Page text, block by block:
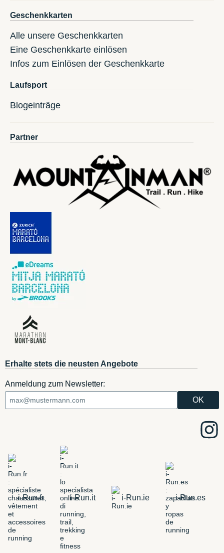
Geschenkkarten
Alle unsere Geschenkkarten
Eine Geschenkkarte einlösen
Infos zum Einlösen der Geschenkkarte
Laufsport
Blogeinträge
Partner
Erhalte stets die neusten Angebote
Anmeldung zum Newsletter:
i-Run.fr i-Run.it i-Run.ie i-Run.es